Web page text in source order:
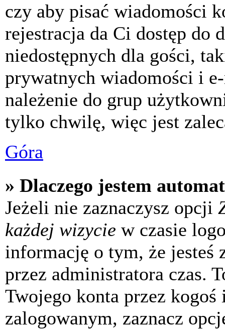
czy aby pisać wiadomości
rejestracja da Ci dostęp do
niedostępnych dla gości,
prywatnych wiadomości i
należenie do grup
tylko chwilę, więc jest
Góra
» Dlaczego jestem
Jeżeli nie zaznaczysz opcji
każdej wizycie w czasie
informację o tym, że jesteś
przez administratora czas.
Twojego konta przez kogoś
zalogowanym, zaznacz